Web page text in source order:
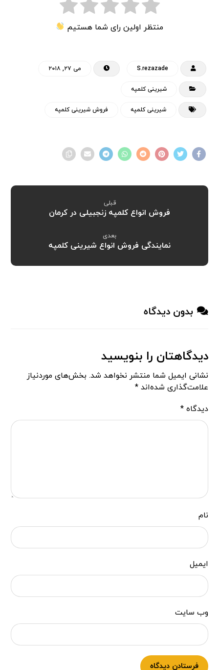
منتظر اولین رای شما هستیم
S.rezazade می ۲۷, ۲۰۱۸
شیرینی کلمپه
شیرینی کلمپه فروش شیرینی کلمپه
قبلی
فروش انواع کلمپه زنجبیلی در کرمان
بعدی
نمایندگی فروش انواع شیرینی کلمپه
بدون دیدگاه
دیدگاهتان را بنویسید
نشانی ایمیل شما منتشر نخواهد شد. بخش‌های موردنیاز
علامت‌گذاری شده‌اند*
دیدگاه*
نام
ایمیل
وب‌ سایت
فرستادن دیدگاه